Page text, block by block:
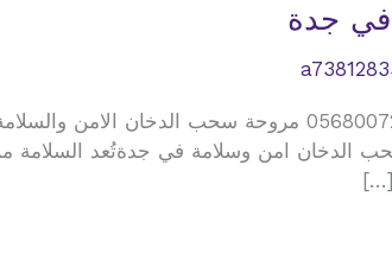
جدة
افضل شركة توريد وتركيب مروحة سحب الدخان
الدخان امن وسلامة في جدةتُعد السلامة